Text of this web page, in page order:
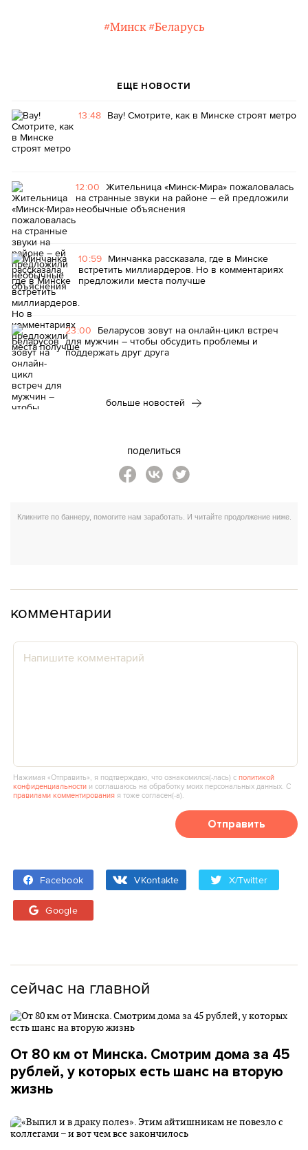
#Минск #Беларусь
ЕЩЕ НОВОСТИ
13:48 Вау! Смотрите, как в Минске строят метро
12:00 Жительница «Минск-Мира» пожаловалась
на странные звуки на районе – ей предложили
необычные объяснения
10:59 Минчанка рассказала, где в Минске
встретить миллиардеров. Но в комментариях
предложили места получше
23:00 Беларусов зовут на онлайн-цикл встреч
для мужчин – чтобы обсудить проблемы и
поддержать друг друга
больше новостей
поделиться
комментарии
Нажимая «Отправить», я подтверждаю, что ознакомился(‑лась) сполитикой
конфиденциальности и соглашаюсь на обработку моих персональных данных. С
правилами комментирования я тоже согласен(‑а).
Отправить
Facebook VKontakte X/Twitter
Google
сейчас на главной
От 80 км от Минска. Смотрим дома за 45
рублей, у которых есть шанс на вторую
жизнь